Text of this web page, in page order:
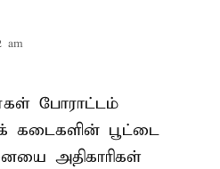
am
போராட்டம்
கடைகளின் பூட்டை
அதிகாரிகள்